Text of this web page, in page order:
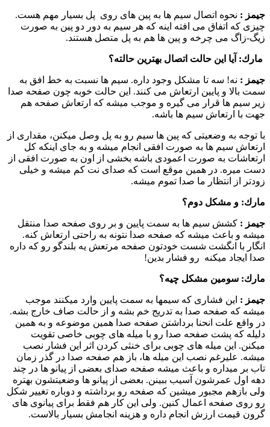
جیمز :‌ نحوه اتصال سیم ها به پین های روی پل بسیار مهم هست.
چیزی كه اتفاق می افته اینه كه هر سیم به دور دو پین به صورت
زیگ-زاگ می چرخه و پین ها هم به پل متصل هستند.
مارك: آیا این حالت اتصال بهترین حالته؟
جیمز :‌ نه! سه تا مشكل وجود داره. سیم ها نسبت به خط افق به
سمت بالا و پایین ارتعاش می كنند. این حالت خوبه چون صفحه صدا
زیر سیم ها قرار می گیره و موجب میشه كه ارتعاش صفحه هم
جهت با ارتعاش سیم ها باشه.
با توجه به وضعیتی كه پین ها سیم رو به پل وصل میكنن، مقداری از
ارتعاش سیم ها به صورت افقی انجام میشه و به جای اینكه كل
ارتعاشات به صورت اعمودی باشه بخشی از اون به صورت افقی از
دست میره. در همین موقع است كه صدای نت كم میشه و خیلی
زودتر از انتظار ما صدا تموم میشه.
مارك: و مشكل دوم؟
جیمز :‌ كشش سیم ها به سمت پایین و بر روی صفحه صدا منتقل
میشه و باعث میشه كه صفحه صدا نتونه به راحتی ارتعاش كنه.
انگار با انگشت شست خودتون صفحه مرتعش یه بلندگو رو كه داره
صدا ایجاد میكنه رو فشار بدین!
مارك: سومین مشكل چیه؟
جیمز :‌ این فشاری كه سیمها به سمت پایین وارد میكنند موجب
میشه كه صفحه صدا به تدریج خم بشه و از حالت صاف خارج بشه.
در واقع علت انحنا برداشتن صفحه صدا همین موضوعه و به همین
دلیله كه پشت صفحه صدا رو با میله های چوبی خاصی تقویت
میكنن. این میله های چوبی برای خنثی كردن اثر این فشار نصب
میشه. علیرغم نصب این میله ها،‌ باز هم صفحه صدا در گذر زمان
تاب بر میداره و باعث میشه صفحه صدای بعضی از پیانو ها در چند
دهه اول عمرشون آسیب ببینن. بعضی از پیانو ها وضعیتشون بهتره
ولی بازهم مجبور میشین كه صفحه رو برداشته و دوباره تغییر شكل
رو روی صفحه اعمال كنین. ولی این كار هم فقط برای پیانوی های
گرون قیمت ارزش انجام داره و هزینه انجامش بسیار بالاست.